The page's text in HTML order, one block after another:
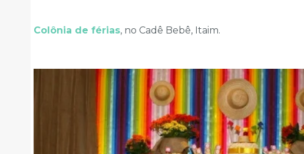
Colônia de férias, no Cadê Bebê, Itaim.